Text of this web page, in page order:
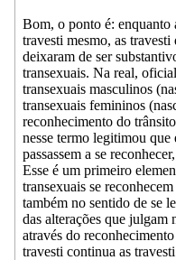
Bom, o ponto é: enquanto
travesti mesmo, as
deixaram de ser
transexuais. Na real,
transexuais masculinos
transexuais femininos
reconhecimento do
nesse termo legitimou que
passassem a se
Esse é um primeiro
transexuais se
também no sentido de se
das alterações que julgam
através do
travesti continua as